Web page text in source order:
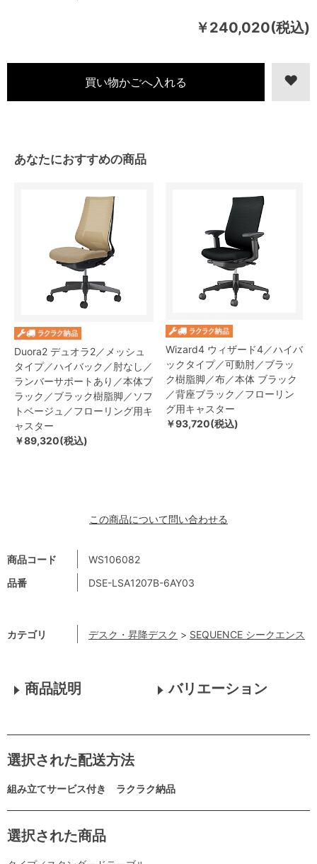
￥240,020(税込)
商品コード
WS106082
品番
DSE-LSA1207B-6AY03
カテゴリ デスク・昇降デスク > SEQUENCE シークエンス
あなたにおすすめの商品
Duora2 デュオラ2／メッシュ
タイプ／ハイバック／肘なし／
ランバーサポートあり／本体ブ
ラック／ブラック樹脂脚／ソフ
トベージュ／フローリング用キ
ャスター
￥89,320(税込)
Wizard4 ウィザード4／ハイバ
ックタイプ／可動肘／ブラッ
ク樹脂脚／布／本体 ブラック
／背座ブラック／フローリン
グ用キャスター
￥93,720(税込)
この商品について問い合わせる
商品説明 バリエーション
選択された配送方法
組み立てサービス付き ラクラク納品
選択された商品